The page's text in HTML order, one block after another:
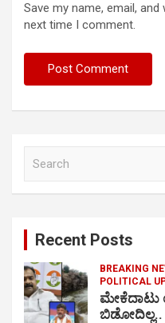
Save my name, email,
next time I comment.
Recent Posts
BREAKING
POLITICAL
ಬಿಡೋದಿಲ್ಲ..